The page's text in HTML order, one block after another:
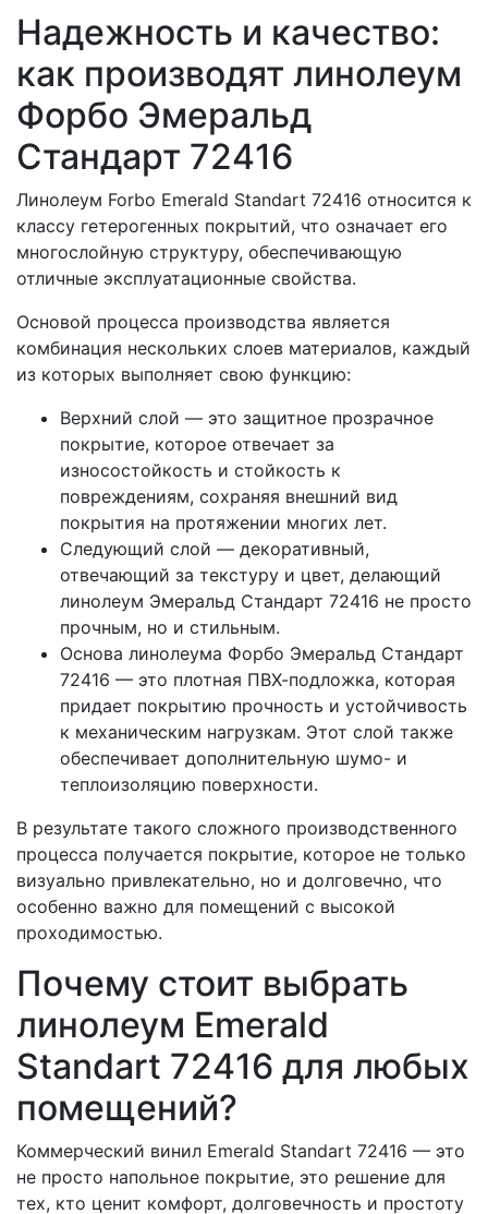
Надежность и качество:
как производят линолеум
Форбо Эмеральд
Стандарт 72416
Линолеум Forbo Emerald Standart 72416 относится к
классу гетерогенных покрытий, что означает его
многослойную структуру, обеспечивающую
отличные эксплуатационные свойства.
Основой процесса производства является
комбинация нескольких слоев материалов, каждый
из которых выполняет свою функцию:
Верхний слой — это защитное прозрачное
покрытие, которое отвечает за
износостойкость и стойкость к
повреждениям, сохраняя внешний вид
покрытия на протяжении многих лет.
Следующий слой — декоративный,
отвечающий за текстуру и цвет, делающий
линолеум Эмеральд Стандарт 72416 не просто
прочным, но и стильным.
Основа линолеума Форбо Эмеральд Стандарт
72416 — это плотная ПВХ-подложка, которая
придает покрытию прочность и устойчивость
к механическим нагрузкам. Этот слой также
обеспечивает дополнительную шумо- и
теплоизоляцию поверхности.
В результате такого сложного производственного
процесса получается покрытие, которое не только
визуально привлекательно, но и долговечно, что
особенно важно для помещений с высокой
проходимостью.
Почему стоит выбрать
линолеум Emerald
Standart 72416 для любых
помещений?
Коммерческий винил Emerald Standart 72416 — это
не просто напольное покрытие, это решение для
тех, кто ценит комфорт, долговечность и простоту